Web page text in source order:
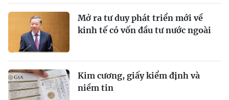
Mở ra tư duy phát triển mới về
kinh tế có vốn đầu tư nước ngoài
Kim cương, giấy kiểm định và
niềm tin